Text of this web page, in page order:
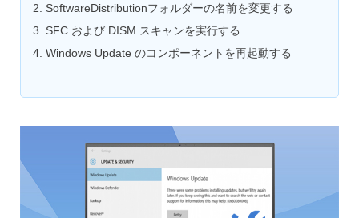
2. SoftwareDistributionフォルダーの名前を変更する
3. SFC および DISM スキャンを実行する
4. Windows Update のコンポーネントを再起動する